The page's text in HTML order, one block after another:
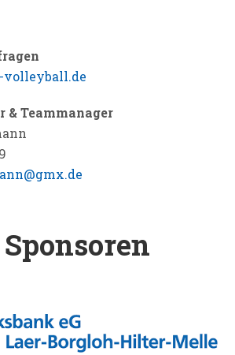
volleyball.de
Teammanager